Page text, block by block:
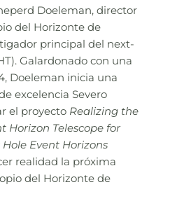
Doeleman, director
del Horizonte de
principal del next-
Galardonado con una
Doeleman inicia una
excelencia Severo
el proyecto Realizing the
Horizon Telescope for
Event Horizons
realidad la próxima
del Horizonte de